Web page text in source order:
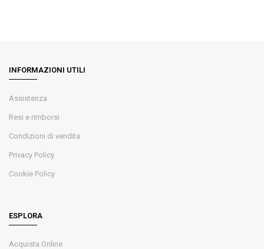
INFORMAZIONI UTILI
Assistenza
Resi e rimborsi
Condizioni di vendita
Privacy Policy
Cookie Policy
ESPLORA
Acquista Online